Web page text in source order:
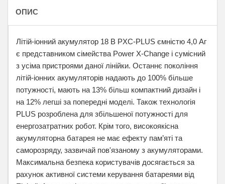
ОПИС
Літій-іонний акумулятор 18 В PXC-PLUS ємністю 4,0 Аг
є представником сімейства Power X-Change і сумісний
з усіма пристроями даної лінійки. Останнє покоління
літій-іонних акумуляторів надають до 100% більше
потужності, мають на 13% більш компактний дизайн і
на 12% легші за попередні моделі. Також технологія
PLUS розроблена для збільшеної потужності для
енергозатратних робот. Крім того, високоякісна
акумуляторна батарея не має ефекту пам’яті та
саморозряду, зазвичай пов'язаному з акумуляторами.
Максимальна безпека користувачів досягається за
рахунок активної системи керування батареями від